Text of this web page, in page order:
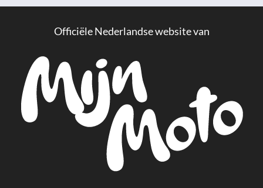
Officiële Nederlandse website van